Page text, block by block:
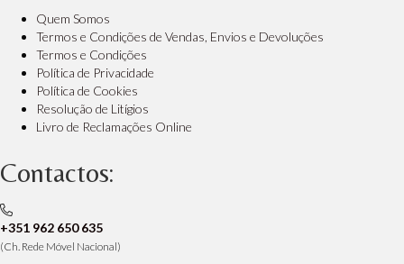
Quem Somos
Termos e Condições de Vendas, Envios e Devoluções
Termos e Condições
Política de Privacidade
Política de Cookies
Resolução de Litígios
Livro de Reclamações Online
Contactos:
+351 962 650 635
(Ch. Rede Móvel Nacional)